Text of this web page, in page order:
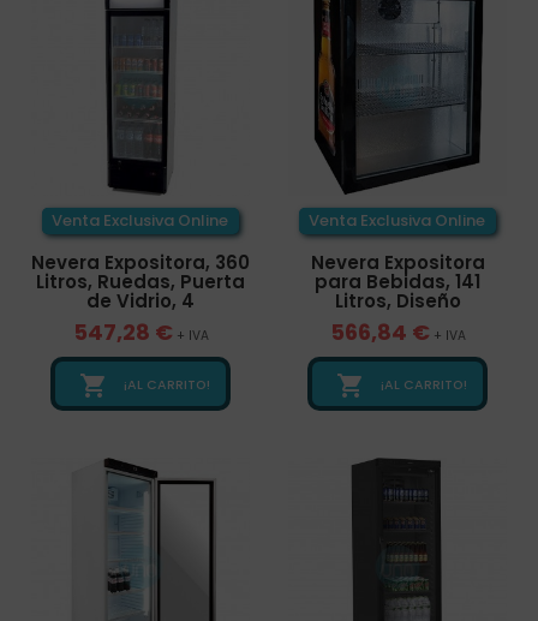
Venta Exclusiva Online
Nevera Expositora, 360
Litros, Ruedas, Puerta
de Vidrio, 4
547,28 € + IVA
 ¡AL CARRITO!
Venta Exclusiva Online
Nevera Expositora
para Bebidas, 141
Litros, Diseño
566,84 € + IVA
 ¡AL CARRITO!